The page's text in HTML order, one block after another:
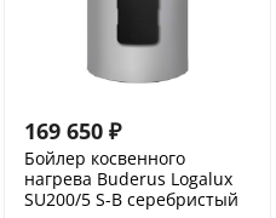
169 650 ₽
Бойлер косвенного
нагрева Buderus Logalux
SU200/5 S-B серебристый